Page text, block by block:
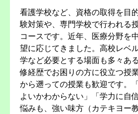
看護学校など、資格の取得を目
験対策や、専門学校で行われる
コースです。近年、医療分野を
望に応じてきました。高校レベ
学など必要とする場面も多々あ
修経歴でお困りの方に役立つ授
から遡っての授業も歓迎です。
よいかわからない」「学力に自
悩みも、強い味方（カテキヨー